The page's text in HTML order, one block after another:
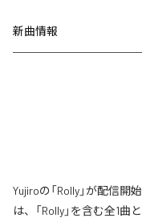
新曲情報
Yujiroの「Rolly」が配信
は、「Rolly」を含む全1曲